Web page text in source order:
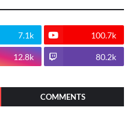
7.1k 100.7k
12.8k 80.2k
COMMENTS